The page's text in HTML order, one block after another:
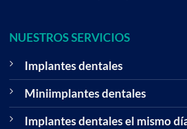
NUESTROS SERVICIOS
Implantes dentales
Miniimplantes dentales
Implantes dentales el mismo